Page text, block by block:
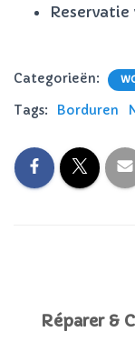
Reservatie
Categorieën:
Tags: Borduren
Réparer &